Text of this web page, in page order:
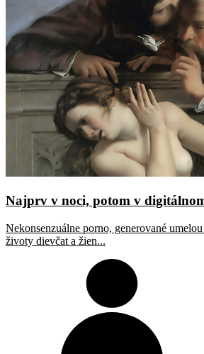
Najprv v noci, potom v
Nekonsenzuálne porno, generované
životy dievčat a žien...